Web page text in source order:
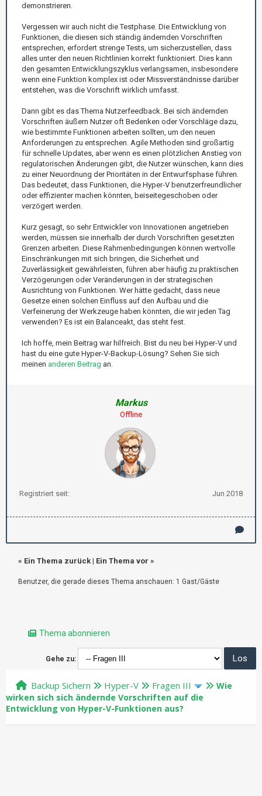
demonstrieren.
Vergessen wir auch nicht die Testphase. Die Entwicklung von
Funktionen, die diesen sich ständig ändernden Vorschriften
entsprechen, erfordert strenge Tests, um sicherzustellen, dass
alles unter den neuen Richtlinien korrekt funktioniert. Dies kann
den gesamten Entwicklungszyklus verlangsamen, insbesondere
wenn eine Funktion komplex ist oder Missverständnisse darüber
entstehen, was die Vorschrift wirklich umfasst.
Dann gibt es das Thema Nutzerfeedback. Bei sich ändernden
Vorschriften äußern Nutzer oft Bedenken oder Vorschläge dazu,
wie bestimmte Funktionen arbeiten sollten, um den neuen
Anforderungen zu entsprechen. Agile Methoden sind großartig
für schnelle Updates, aber wenn es einen plötzlichen Anstieg von
regulatorischen Änderungen gibt, die Nutzer wünschen, kann dies
zu einer Neuordnung der Prioritäten in der Entwurfsphase führen.
Das bedeutet, dass Funktionen, die Hyper-V benutzerfreundlicher
oder effizienter machen könnten, beiseitegeschoben oder
verzögert werden.
Kurz gesagt, so sehr Entwickler von Innovationen angetrieben
werden, müssen sie innerhalb der durch Vorschriften gesetzten
Grenzen arbeiten. Diese Rahmenbedingungen können wertvolle
Einschränkungen mit sich bringen, die Sicherheit und
Zuverlässigkeit gewährleisten, führen aber häufig zu praktischen
Verzögerungen oder Veränderungen in der strategischen
Ausrichtung von Funktionen. Wer hätte gedacht, dass neue
Gesetze einen solchen Einfluss auf den Aufbau und die
Verfeinerung der Werkzeuge haben könnten, die wir jeden Tag
verwenden? Es ist ein Balanceakt, das steht fest.
Ich hoffe, mein Beitrag war hilfreich. Bist du neu bei Hyper-V und
hast du eine gute Hyper-V-Backup-Lösung? Sehen Sie sich
meinen anderen Beitrag an.
Markus
Offline
Registriert seit: Jun 2018
« Ein Thema zurück | Ein Thema vor »
Benutzer, die gerade dieses Thema anschauen: 1 Gast/Gäste
Thema abonnieren
Gehe zu:
Backup Sichern Hyper-V Fragen III
Wie
wirken sich sich ändernde Vorschriften auf die
Entwicklung von Hyper-V-Funktionen aus?